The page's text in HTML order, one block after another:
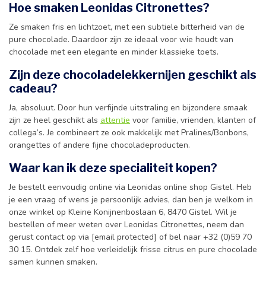
Hoe smaken Leonidas Citronettes?
Ze smaken fris en lichtzoet, met een subtiele bitterheid van de
pure chocolade. Daardoor zijn ze ideaal voor wie houdt van
chocolade met een elegante en minder klassieke toets.
Zijn deze chocoladelekkernijen geschikt als
cadeau?
Ja, absoluut. Door hun verfijnde uitstraling en bijzondere smaak
zijn ze heel geschikt als attentie voor familie, vrienden, klanten of
collega’s. Je combineert ze ook makkelijk met Pralines/Bonbons,
orangettes of andere fijne chocoladeproducten.
Waar kan ik deze specialiteit kopen?
Je bestelt eenvoudig online via Leonidas online shop Gistel. Heb
je een vraag of wens je persoonlijk advies, dan ben je welkom in
onze winkel op Kleine Konijnenboslaan 6, 8470 Gistel. Wil je
bestellen of meer weten over Leonidas Citronettes, neem dan
gerust contact op via [email protected] of bel naar +32 (0)59 70
30 15. Ontdek zelf hoe verleidelijk frisse citrus en pure chocolade
samen kunnen smaken.